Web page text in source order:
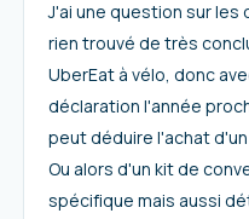
J'ai une question sur
rien trouvé de très
UberEat à vélo, donc
déclaration l'année
peut déduire l'achat
Ou alors d'un kit de
spécifique mais aussi